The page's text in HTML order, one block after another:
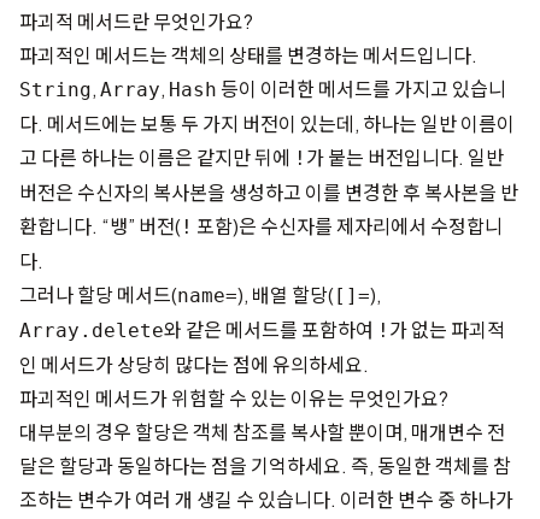
파괴적 메서드란 무엇인가요?
파괴적인 메서드는 객체의 상태를 변경하는 메서드입니다.
String, Array, Hash 등이 이러한 메서드를 가지고 있습니
다. 메서드에는 보통 두 가지 버전이 있는데, 하나는 일반 이름이
고 다른 하나는 이름은 같지만 뒤에 ! 가 붙는 버전입니다. 일반
버전은 수신자의 복사본을 생성하고 이를 변경한 후 복사본을 반
환합니다. “뱅” 버전( ! 포함)은 수신자를 제자리에서 수정합니
다.
그러나 할당 메서드(name=), 배열 할당([]=),
Array.delete와 같은 메서드를 포함하여 ! 가 없는 파괴적
인 메서드가 상당히 많다는 점에 유의하세요.
파괴적인 메서드가 위험할 수 있는 이유는 무엇인가요?
대부분의 경우 할당은 객체 참조를 복사할 뿐이며, 매개변수 전
달은 할당과 동일하다는 점을 기억하세요. 즉, 동일한 객체를 참
조하는 변수가 여러 개 생길 수 있습니다. 이러한 변수 중 하나가